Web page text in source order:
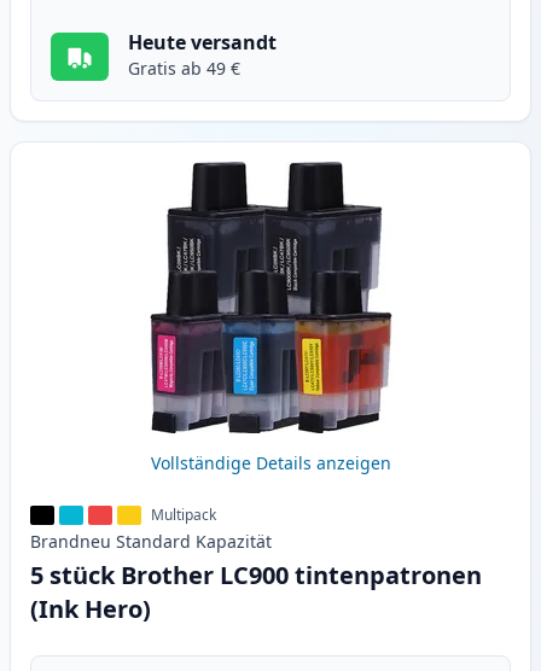
Heute versandt
Gratis ab 49 €
Vollständige Details anzeigen
Multipack
Brandneu Standard Kapazität
5 stück Brother LC900 tintenpatronen
(Ink Hero)